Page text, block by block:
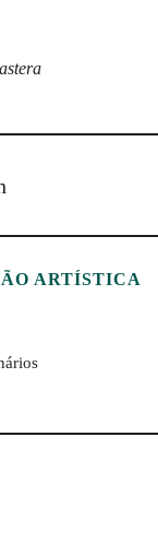
ARTÍSTICA